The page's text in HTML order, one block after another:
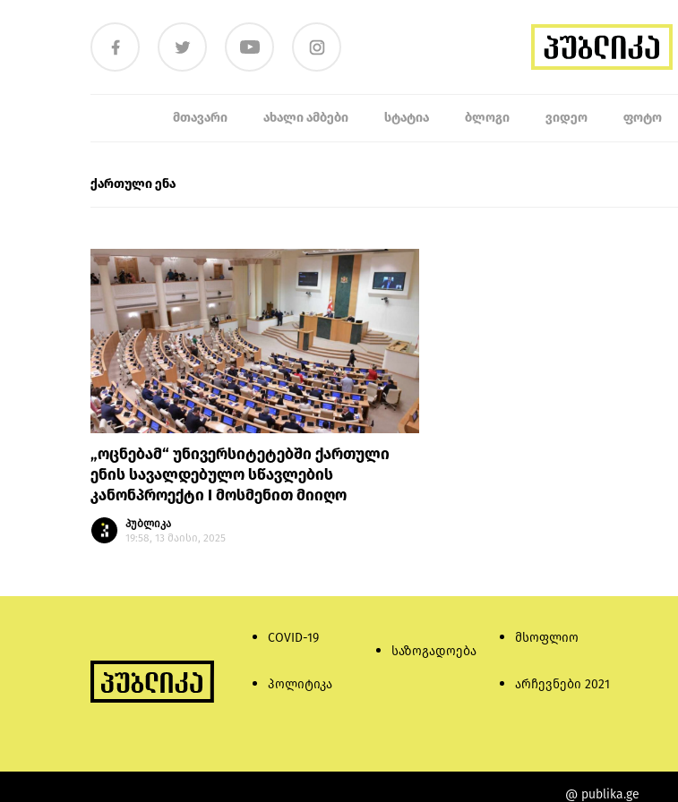
ᲛᲗᲐᲕᲐᲠᲘ ᲐᲮᲐᲚᲘ ᲐᲛᲑᲔᲑᲘ ᲡᲢᲐᲢᲘᲐ ᲑᲚᲝᲒᲘ ᲕᲘᲓᲔᲝ ᲤᲝᲢᲝ
ქართული ენა
„ოცნებამ“ უნივერსიტეტებში ქართული
ენის სავალდებულო სწავლების
კანონპროექტი I მოსმენით მიიღო
პუბლიკა
19:58, 13 მაისი, 2025
COVID-19
პოლიტიკა
საზოგადოება
მსოფლიო
არჩევნები 2021
@ publika.ge